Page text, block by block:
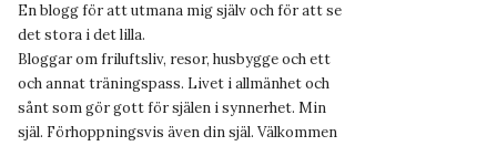
En blogg för att utmana mig själv och för att se
det stora i det lilla.
Bloggar om friluftsliv, resor, husbygge och ett
och annat träningspass. Livet i allmänhet och
sånt som gör gott för själen i synnerhet. Min
själ. Förhoppningsvis även din själ. Välkommen